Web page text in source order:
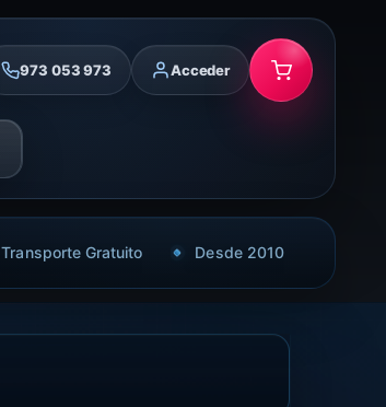
973 053 973 Acceder
Transporte Gratuito Desde 2010